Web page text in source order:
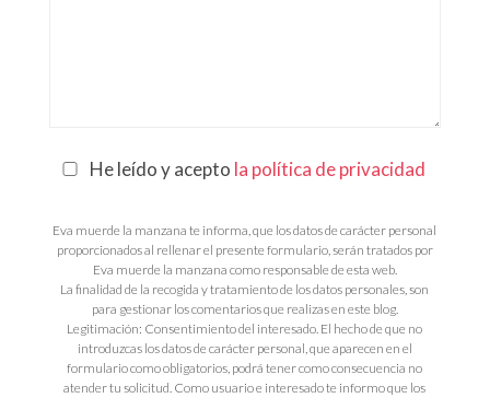
He leído y acepto la política de privacidad
Eva muerde la manzana te informa, que los datos de carácter personal
proporcionados al rellenar el presente formulario, serán tratados por
Eva muerde la manzana como responsable de esta web.
La finalidad de la recogida y tratamiento de los datos personales, son
para gestionar los comentarios que realizas en este blog.
Legitimación: Consentimiento del interesado. El hecho de que no
introduzcas los datos de carácter personal, que aparecen en el
formulario como obligatorios, podrá tener como consecuencia no
atender tu solicitud. Como usuario e interesado te informo que los